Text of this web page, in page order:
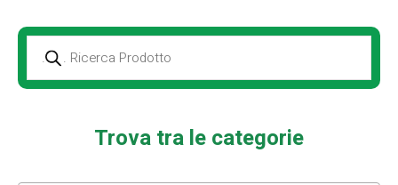
Prodotti
della
ricerca
Trova tra le categorie